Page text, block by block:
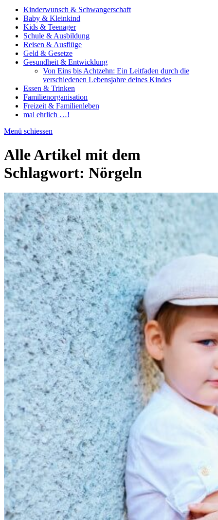
Kinderwunsch & Schwangerschaft
Baby & Kleinkind
Kids & Teenager
Schule & Ausbildung
Reisen & Ausflüge
Geld & Gesetze
Gesundheit & Entwicklung
Von Eins bis Achtzehn: Ein Leitfaden durch die
verschiedenen Lebensjahre deines Kindes
Essen & Trinken
Familienorganisation
Freizeit & Familienleben
mal ehrlich …!
Menü schiessen
Alle Artikel mit dem
Schlagwort: Nörgeln